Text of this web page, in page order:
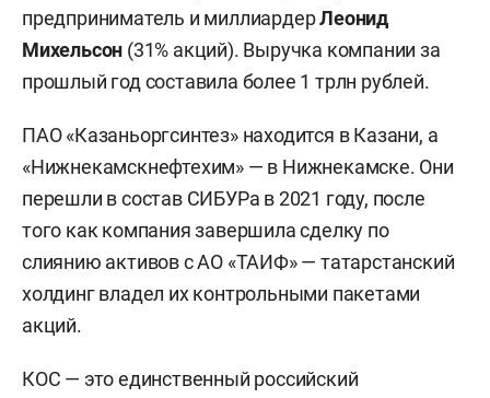
предприниматель и миллиардерЛеонид
Михельсон (31% акций). Выручка компании за
прошлый год составила более 1 трлн рублей.
ПАО «Казаньоргсинтез» находится в Казани, а
«Нижнекамскнефтехим» — в Нижнекамске. Они
перешли в состав СИБУРа в 2021 году, после
того как компания завершила сделку по
слиянию активов с АО «ТАИФ» — татарстанский
холдинг владел их контрольными пакетами
акций.
КОС — это единственный российский